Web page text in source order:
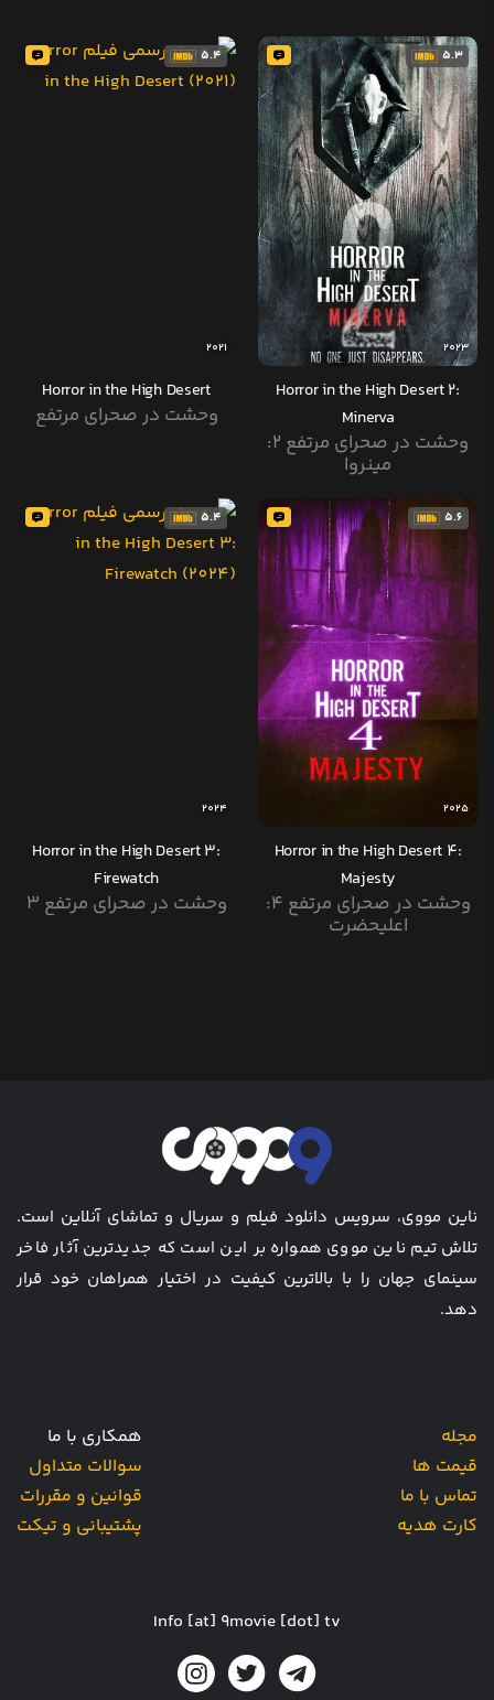
5.3
2023
Horror in the High Desert 2:
Minerva
وحشت در صحرای مرتفع ۲:
مینروا
5.4
2021
Horror in the High Desert
وحشت در صحرای مرتفع
5.6
2025
Horror in the High Desert 4:
Majesty
وحشت در صحرای مرتفع ۴:
اعلیحضرت
5.4
2024
Horror in the High Desert 3:
Firewatch
وحشت در صحرای مرتفع 3
ناین مووی، سرویس دانلود فیلم و سریال و تماشای آنلاین است.
تلاش تیم ناین مووی همواره بر این است که جدیدترین آثار فاخر
سینمای جهان را با بالاترین کیفیت در اختیار همراهان خود قرار
دهد.
مجله
قیمت ها
تماس با ما
کارت هدیه
همکاری با ما
سوالات متداول
قوانین و مقررات
پشتیبانی و تیکت
Info [at] 9movie [dot] tv